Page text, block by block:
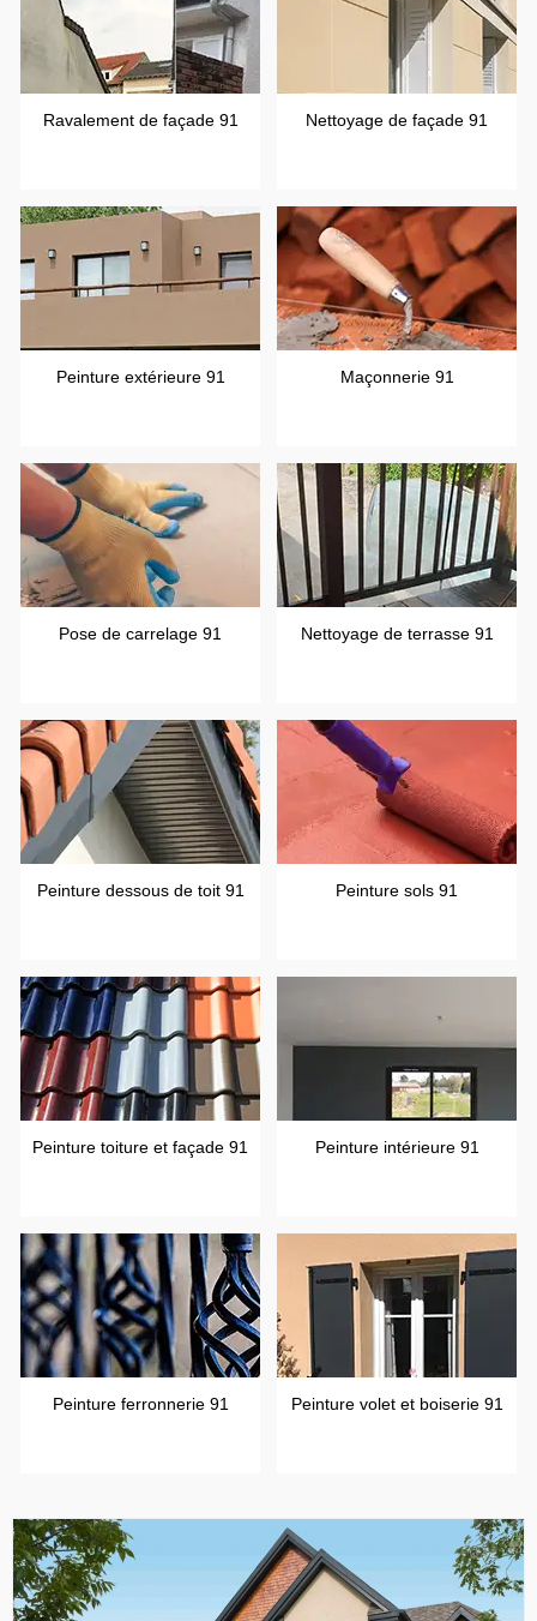
Ravalement de façade 91 Nettoyage de façade 91
Peinture extérieure 91 Maçonnerie 91
Pose de carrelage 91 Nettoyage de terrasse 91
Peinture dessous de toit 91 Peinture sols 91
Peinture toiture et façade 91 Peinture intérieure 91
Peinture ferronnerie 91 Peinture volet et boiserie 91